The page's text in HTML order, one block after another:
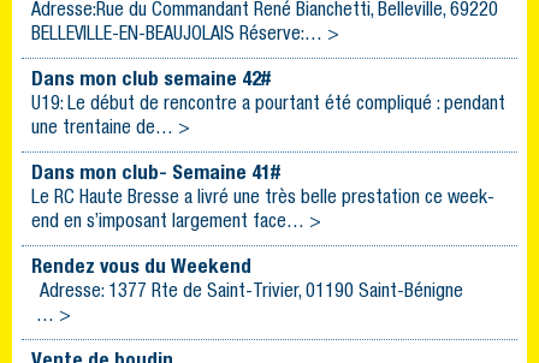
Adresse:Rue du Commandant René Bianchetti, Belleville, 69220
BELLEVILLE-EN-BEAUJOLAIS Réserve:… >
Dans mon club semaine 42#
U19: Le début de rencontre a pourtant été compliqué : pendant
une trentaine de… >
Dans mon club- Semaine 41#
Le RC Haute Bresse a livré une très belle prestation ce week-
end en s’imposant largement face… >
Rendez vous du Weekend
Adresse: 1377 Rte de Saint-Trivier, 01190 Saint-Bénigne
… >